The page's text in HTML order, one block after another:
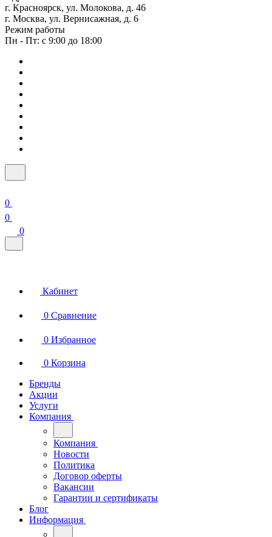
г. Красноярск, ул. Молокова, д. 46
г. Москва, ул. Вернисажная, д. 6
Режим работы
Пн - Пт: с 9:00 до 18:00
0
0
0
Кабинет
0 Сравнение
0 Избранное
0 Корзина
Бренды
Акции
Услуги
Компания
Компания
Новости
Политика
Договор оферты
Вакансии
Гарантии и сертификаты
Блог
Информация